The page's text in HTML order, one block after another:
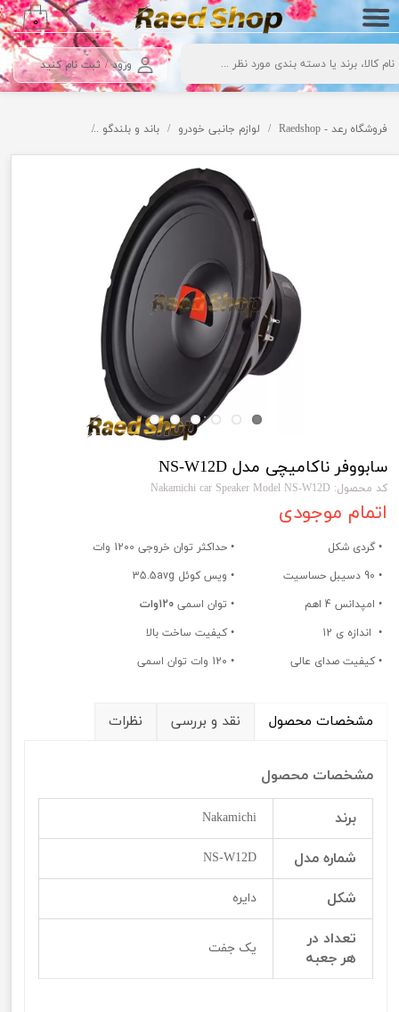
ورود / ثبت نام کنید
حساب کاربری من
تغییر گذر واژه
سفارشات
خروج از حساب کاربری
۰
فروشگاه رعد - Raedshop لوازم جانبی خودرو باند و بلندگو
سابووفر ناکامیچی مدل NS-W12D
کد محصول: Nakamichi car Speaker Model NS-W12D
اتمام موجودی
• گردی شکل
• حداکثر توان خروجی 1200 وات
• 90 دسیبل حساسیت
• ویس کوئل 35.5avg
• امپدانس 4 اهم
• توان اسمی120وات
• اندازه ی 12
• کیفیت ساخت بالا
• کیفیت صدای عالی
• 120 وات توان اسمی
مشخصات محصول نقد و بررسی نظرات
مشخصات محصول
برند Nakamichi
شماره مدل NS-W12D
شکل دایره
تعداد در
هر جعبه
یک جفت